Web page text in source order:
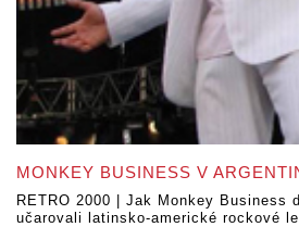
MONKEY BUSINESS V
RETRO 2000 | Jak Monkey Business
učarovali latinsko-americké rockové